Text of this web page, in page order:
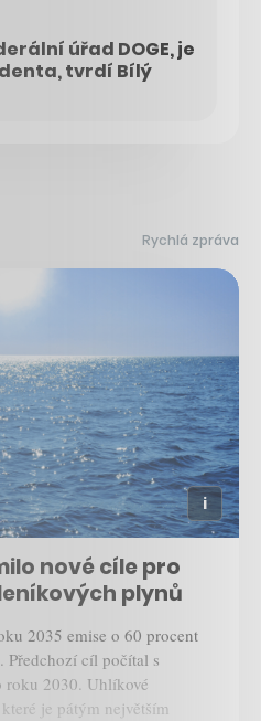
úřad DOGE, je
tvrdí Bílý
Rychlá zpráva
nové cíle pro
plynů
2035 emise o 60 procent
Předchozí cíl počítal s
roku 2030. Uhlíkové
je pátým největším